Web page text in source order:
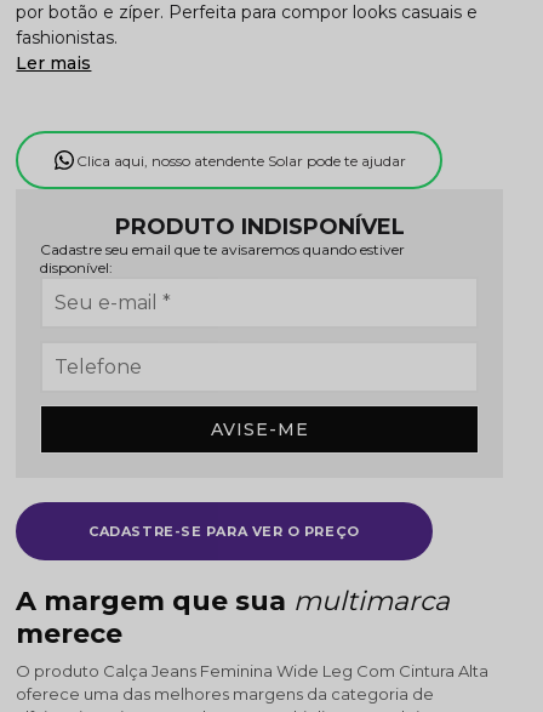
CADASTRE-SE PARA VER O PREÇO
por botão e zíper. Perfeita para compor looks casuais e
fashionistas.
Ler mais
Clica aqui, nosso atendente Solar pode te ajudar
PRODUTO INDISPONÍVEL
Cadastre seu email que te avisaremos quando estiver
disponível:
AVISE-ME
A margem que sua multimarca
merece
O produto Calça Jeans Feminina Wide Leg Com Cintura Alta
oferece uma das melhores margens da categoria de